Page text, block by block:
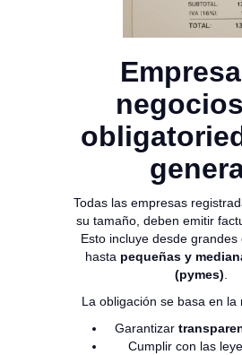
Todas las empresas
su tamaño, deben emitir
Esto incluye desde grandes
hasta pequeñas y
(pymes)
La obligación se basa en la
Garantizar
Cumplir con las